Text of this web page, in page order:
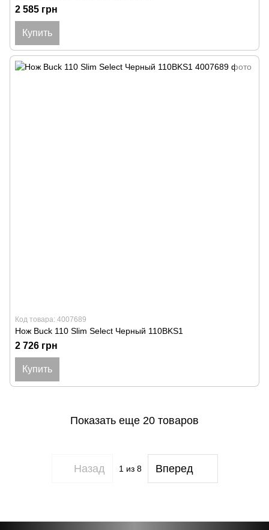
2 585 грн
Купить
Код товара: 4007689
Нож Buck 110 Slim Select Черный 110BKS1
2 726 грн
Купить
Показать еще 20 товаров
Назад 1 из 8 Вперед